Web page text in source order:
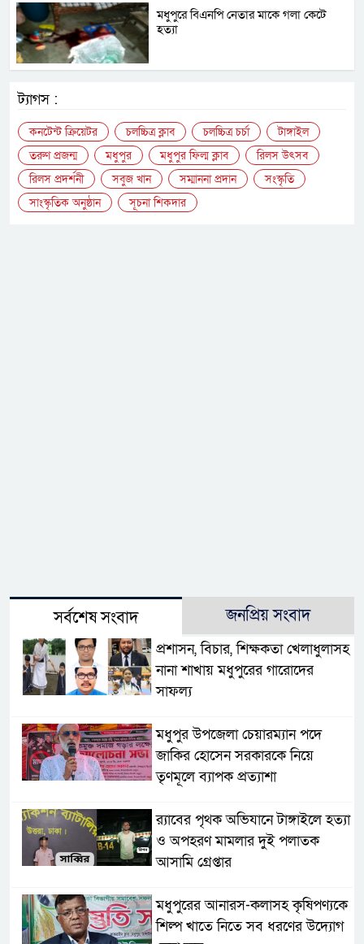
মধুপুরে বিএনপি নেতার মাকে গলা কেটে
হত্যা
ট্যাগস :
কনটেন্ট ক্রিয়েটর চলচ্চিত্র ক্লাব চলচ্চিত্র চর্চা
টাঙ্গাইল
তরুণ প্রজন্ম
মধুপুর মধুপুর ফিল্ম ক্লাব
রিলস উৎসব
রিলস প্রদর্শনী
সবুজ খান সম্মাননা প্রদান
সংস্কৃতি
সাংস্কৃতিক অনুষ্ঠান
সূচনা শিকদার
সর্বশেষ সংবাদ জনপ্রিয় সংবাদ
প্রশাসন, বিচার, শিক্ষকতা খেলাধুলাসহ
নানা শাখায় মধুপুরের গারোদের
সাফল্য
মধুপুর উপজেলা চেয়ারম্যান পদে
জাকির হোসেন সরকারকে নিয়ে
তৃণমূলে ব্যাপক প্রত্যাশা
র‌্যাবের পৃথক অভিযানে টাঙ্গাইলে হত্যা
ও অপহরণ মামলার দুই পলাতক
আসামি গ্রেপ্তার
মধুপুরের আনারস-কলাসহ কৃষিপণ্যকে
শিল্প খাতে নিতে সব ধরণের উদ্যোগ